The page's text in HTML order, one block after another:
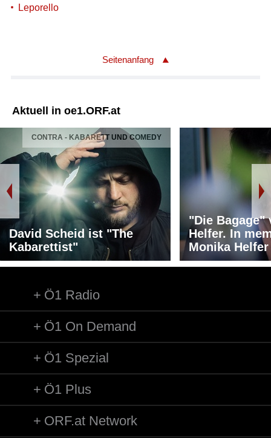
Leporello
Seitenanfang
Aktuell in oe1.ORF.at
CONTRA - KABARETT UND COMEDY
David Scheid ist "The
Kabarettist"
"Die Bagage"
Helfer. In
Monika Helfer
Ö1 Radio
Ö1 On Demand
Ö1 Spezial
Ö1 Plus
ORF.at Network